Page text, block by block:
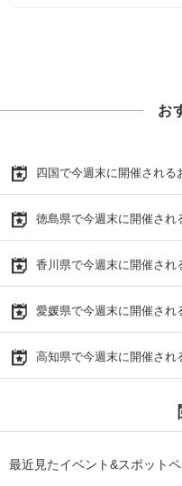
お
四国で今週末に開催される
徳島県で今週末に開催され
香川県で今週末に開催され
愛媛県で今週末に開催され
高知県で今週末に開催され
最近見たイベント&スポットペ